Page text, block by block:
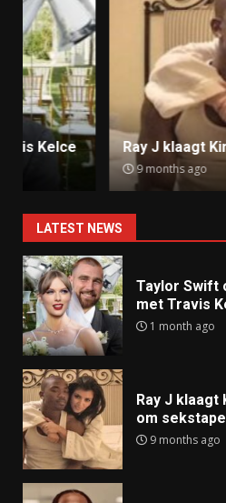
Ray J klaagt Kim
9 months ago
LATEST NEWS
Taylor Swift
met Travis
1 month ago
Ray J klaagt
om sekstape
9 months ago